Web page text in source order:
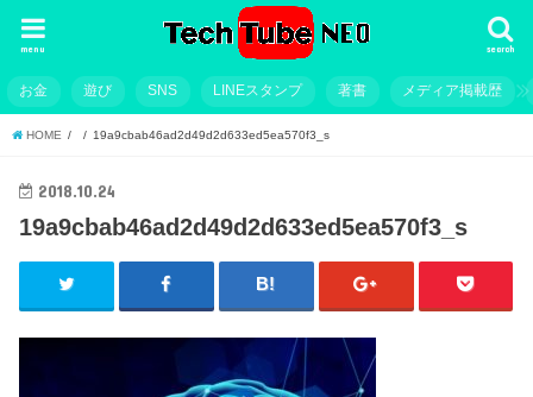
search
menu
お金 遊び SNS LINEスタンプ 著書 メディア掲載歴
HOME 19a9cbab46ad2d49d2d633ed5ea570f3_s
2018.10.24
19a9cbab46ad2d49d2d633ed5ea570f3_s